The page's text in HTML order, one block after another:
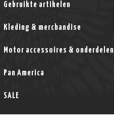
Gebruikte artikelen
Kleding & merchandise
Motor accessoires & onderdelen
Pan America
SALE